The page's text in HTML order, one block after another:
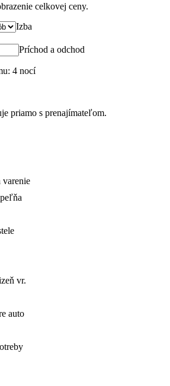
celkovej ceny.
Izba
Príchod a odchod
4 nocí
priamo s prenajímateľom.
varenie
vr.
auto